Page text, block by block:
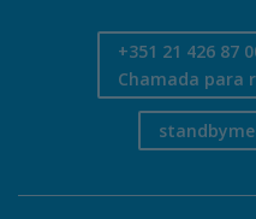
+351 21 426 87
Chamada para